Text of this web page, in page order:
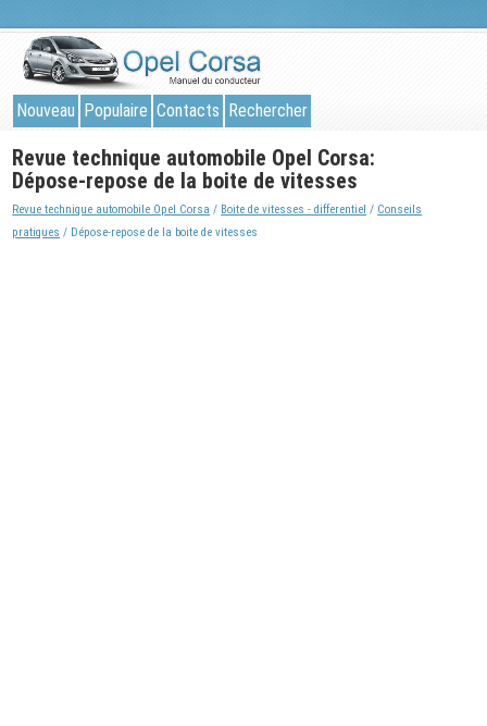
Nouveau Populaire Contacts Rechercher
Revue technique automobile Opel Corsa:
Dépose-repose de la boite de vitesses
Revue technique automobile Opel Corsa / Boite de vitesses - differentiel / Conseils
pratiques / Dépose-repose de la boite de vitesses